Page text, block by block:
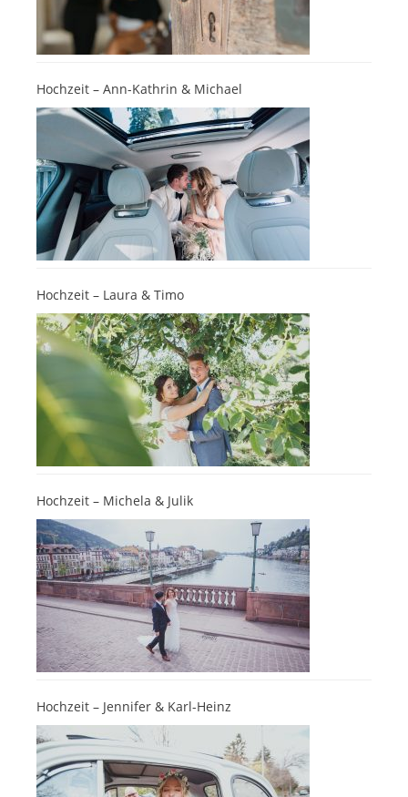
Hochzeit – Ann-Kathrin & Michael
Hochzeit – Laura & Timo
Hochzeit – Michela & Julik
Hochzeit – Jennifer & Karl-Heinz